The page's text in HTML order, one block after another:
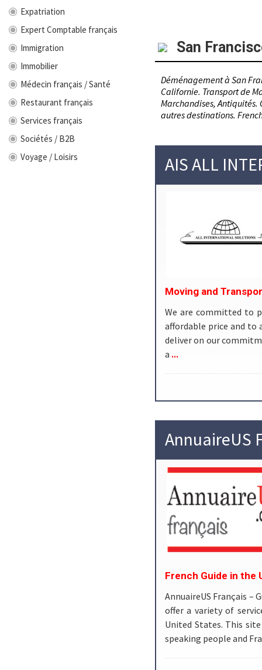
Expatriation
Expert Comptable français
Immigration
Immobilier
Médecin français / Santé
Restaurant français
Services français
Sociétés / B2B
Voyage / Loisirs
San
Déménagement à San
Californie. Transport de
Marchandises, Antiquités.
autres destinations.
AIS ALL
Moving and
We are committed to
affordable price and to
deliver on our
a ...
AnnuaireUS
French Guide in the
AnnuaireUS Français –
offer a variety of
United States. This
speaking people and